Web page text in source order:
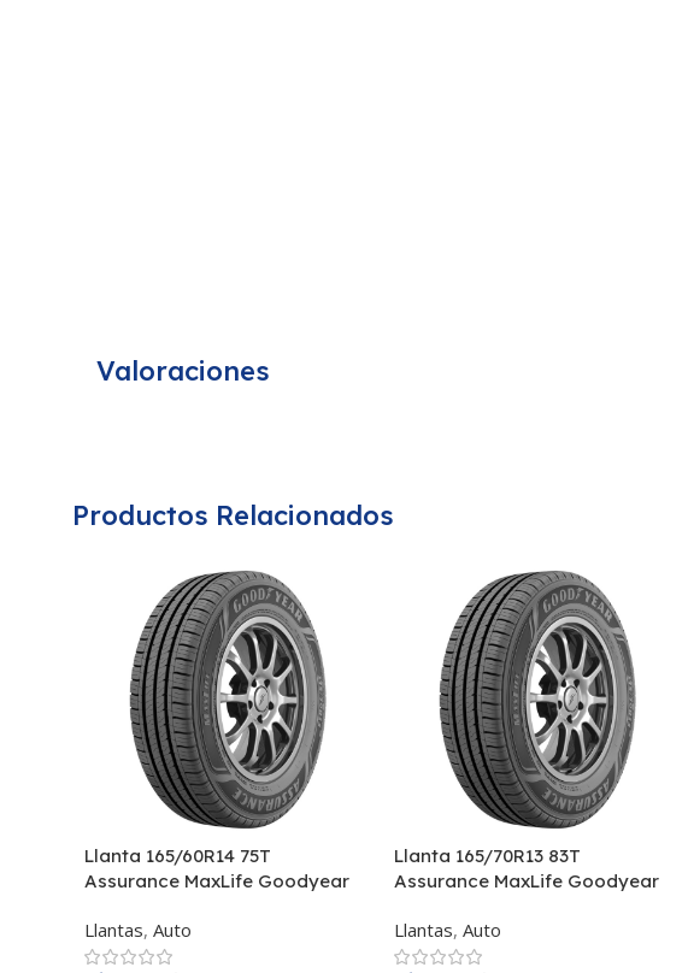
Valoraciones
Productos Relacionados
Llanta 165/60R14 75T
Assurance MaxLife Goodyear
Llantas, Auto
Llanta 165/70R13 83T
Assurance MaxLife Goodyear
Llantas, Auto